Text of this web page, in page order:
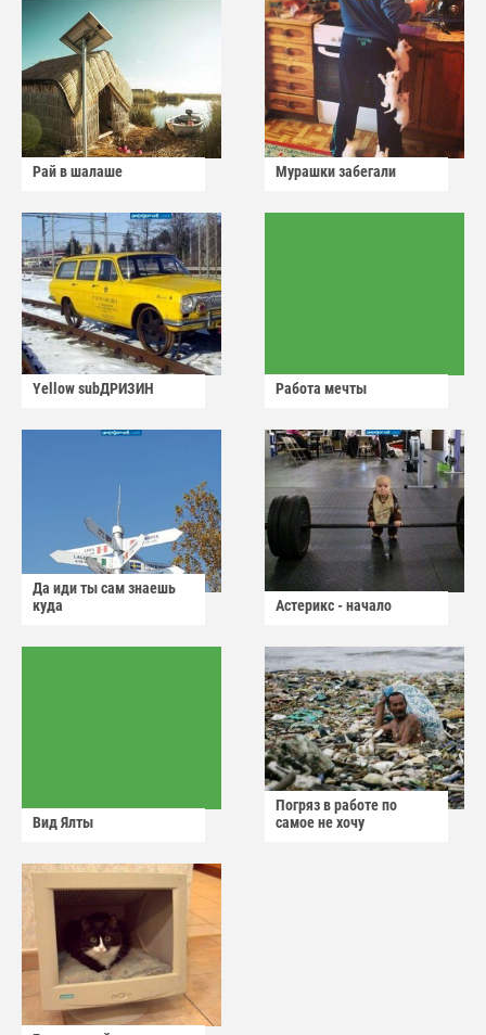
Рай в шалаше Мурашки забегали
Yellow subДРИЗИН Работа мечты
Да иди ты сам знаешь
куда
Астерикс - начало
Вид Ялты
Погряз в работе по
самое не хочу